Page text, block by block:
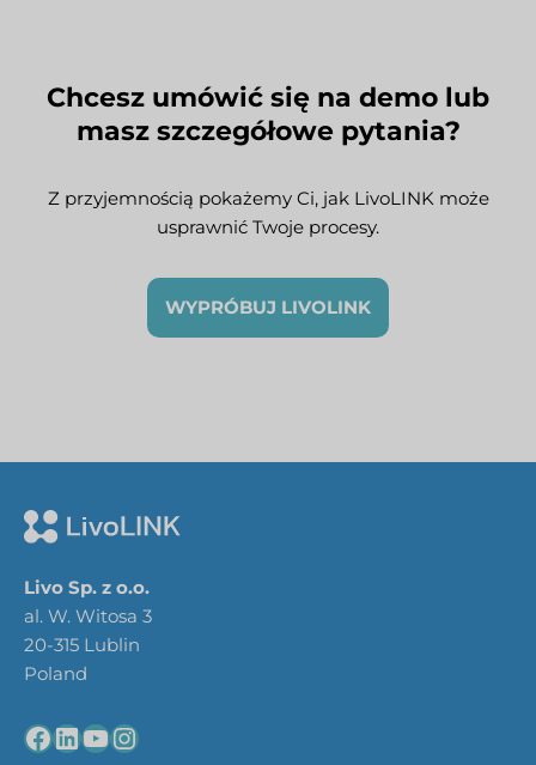
Chcesz umówić się na demo lub
masz szczegółowe pytania?
Z przyjemnością pokażemy Ci, jak LivoLINK może
usprawnić Twoje procesy.
WYPRÓBUJ LIVOLINK
Livo Sp. z o.o.
al. W. Witosa 3
20-315 Lublin
Poland